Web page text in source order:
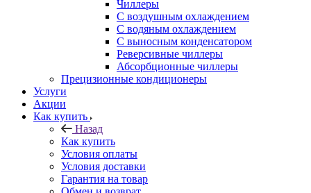
Чиллеры
С воздушным охлаждением
С водяным охлаждением
С выносным конденсатором
Реверсивные чиллеры
Абсорбционные чиллеры
Прецизионные кондиционеры
Услуги
Акции
Как купить
Назад
Как купить
Условия оплаты
Условия доставки
Гарантия на товар